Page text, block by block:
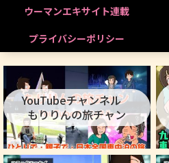
ウーマンエキサイト連載
プライバシーポリシー
YouTubeチャンネル
もりりんの旅チャン